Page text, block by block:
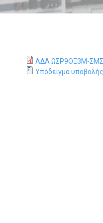
Τ
Α ΑΔΑ ΩΣΡ9ΟΞ3Μ-ΣΜΣ
Υπόδειγμα